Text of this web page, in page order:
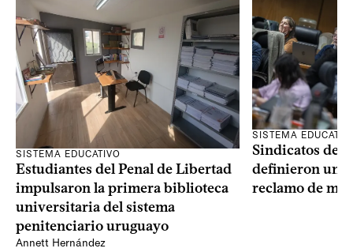
SISTEMA EDUCATIVO
Estudiantes del Penal de Libertad
impulsaron la primera biblioteca
universitaria del sistema
penitenciario uruguayo
Annett Hernández
SISTEMA
Sindicatos de
definieron un
reclamo de